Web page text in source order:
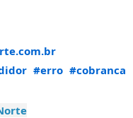
#erro #cobranca